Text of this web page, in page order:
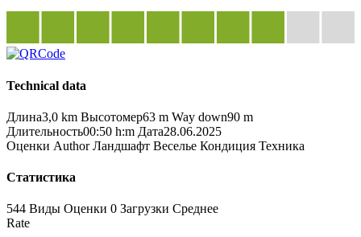
Technical data
Длина3,0 km Высотомер63 m Way down90 m
Длительность00:50 h:m Дата28.06.2025
Оценки Author Ландшафт Веселье Кондиция Техника
Статистика
544 Виды Оценки 0 Загрузки Среднее
Rate